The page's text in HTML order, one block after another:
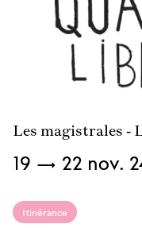
Les magistrales -
Du
19 → 22 nov.
Itinérance